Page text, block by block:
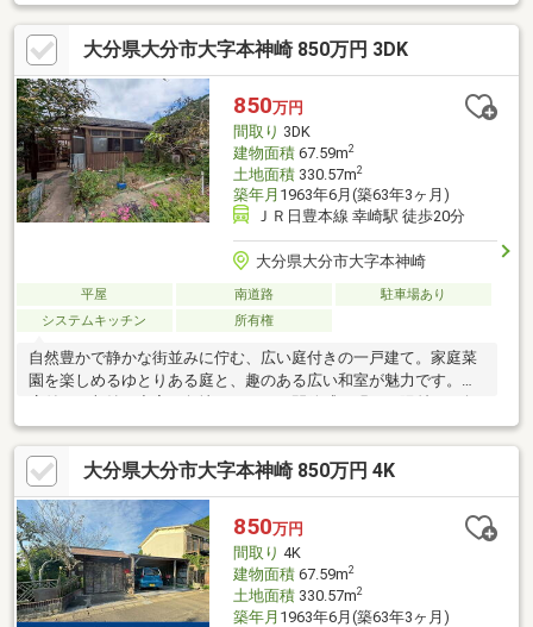
る音響、調光可能な照明で空間演出も自在。オール電化による省
エネ設計に加え、生活感を感じさせない動線と収納設計で、快適
で美しい暮らしを実現。美容室跡スペースは撤去予定。現地でそ
の魅力をぜひご体感ください。
大分県大分市大字本神崎 850万円 3DK
850万円
間取り 3DK
建物面積67.59m2
土地面積330.57m2
築年月 1963年6月(築63年3ヶ月)
ＪＲ日豊本線 幸崎駅 徒歩20分
大分県大分市大字本神崎
平屋 南道路
駐車場あり
システムキッチン
所有権
自然豊かで静かな街並みに佇む、広い庭付きの一戸建て。家庭菜
園を楽しめるゆとりある庭と、趣のある広い和室が魅力です。倉
まれたゆったりとした暮らしを叶える住まいです♪
大分県大分市大字本神崎 850万円 4K
850万円
間取り 4K
建物面積67.59m2
土地面積330.57m2
築年月 1963年6月(築63年3ヶ月)